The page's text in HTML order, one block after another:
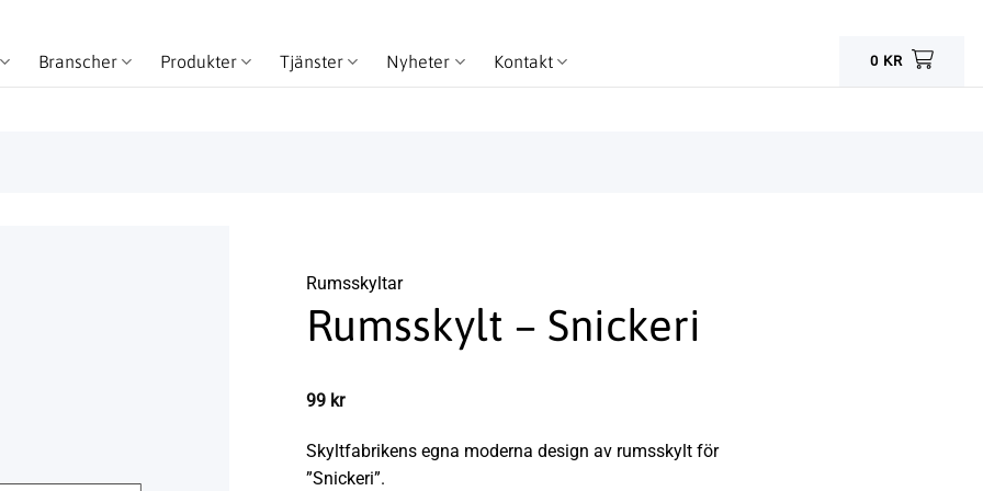
Branscher Produkter Tjänster Nyheter Kontakt 0 KR
Rums­skyltar
Rumsskylt – Snickeri
99 kr
Skyltfabrikens egna moderna design av rumsskylt för
”Snickeri”.